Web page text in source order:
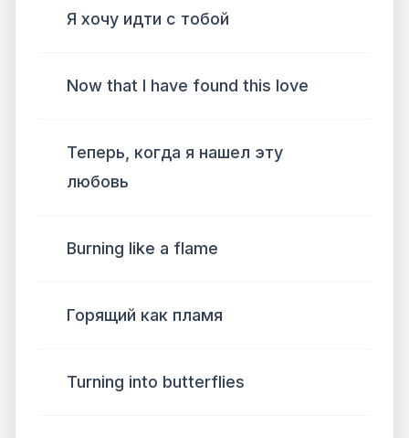
Я хочу идти с тобой
Now that I have found this love
Теперь, когда я нашел эту
любовь
Burning like a flame
Горящий как пламя
Turning into butterflies